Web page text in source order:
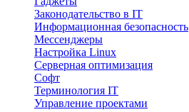
Законодательство в IT
Информационная безопасность
Мессенджеры
Настройка Linux
Серверная оптимизация
Софт
Терминология IT
Управление проектами